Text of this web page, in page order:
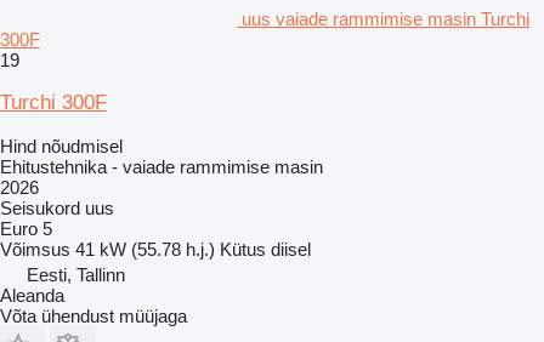
uus vaiade rammimise masin Turchi
300F
19
Turchi 300F
Hind nõudmisel
Ehitustehnika - vaiade rammimise masin
2026
Seisukord uus
Euro 5
Võimsus 41 kW (55.78 h.j.) Kütus diisel
Eesti, Tallinn
Aleanda
Võta ühendust müüjaga